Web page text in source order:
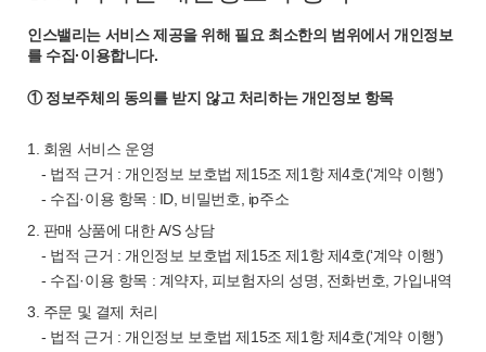
인스밸리는 서비스 제공을 위해 필요 최소한의 범위에서 개인정보
를 수집·이용합니다.
① 정보주체의 동의를 받지 않고 처리하는 개인정보 항목
1. 회원 서비스 운영
- 법적 근거 : 개인정보 보호법 제15조 제1항 제4호(‘계약 이행’)
- 수집·이용 항목 : ID, 비밀번호, ip주소
2. 판매 상품에 대한 A/S 상담
- 법적 근거 : 개인정보 보호법 제15조 제1항 제4호(‘계약 이행’)
- 수집·이용 항목 : 계약자, 피보험자의 성명, 전화번호, 가입내역
3. 주문 및 결제 처리
- 법적 근거 : 개인정보 보호법 제15조 제1항 제4호(‘계약 이행’)